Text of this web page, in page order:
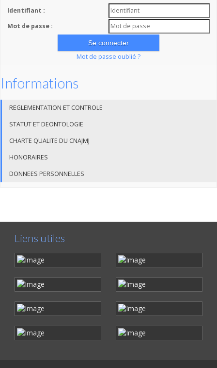
Identifiant :
Mot de passe :
Mot de passe oublié ?
Informations
REGLEMENTATION ET CONTROLE
STATUT ET DEONTOLOGIE
CHARTE QUALITE DU CNAJMJ
HONORAIRES
DONNEES PERSONNELLES
Liens utiles